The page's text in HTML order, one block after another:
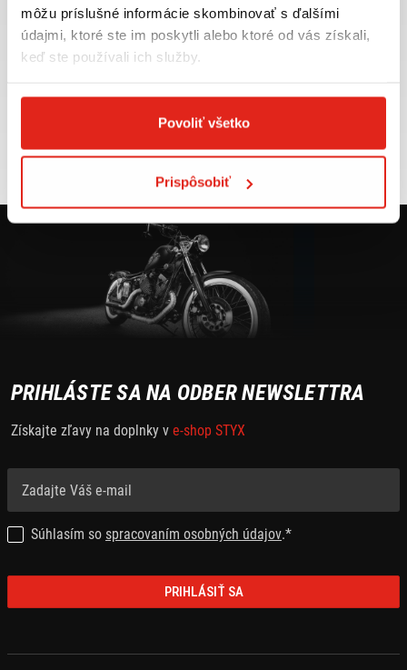
môžu príslušné informácie skombinovať s ďalšími
údajmi, ktoré ste im poskytli alebo ktoré od vás získali,
keď ste používali ich služby.
Povoliť všetko
Prispôsobiť
VIAC INFO VIAC INFO
VIAC INFO VIAC INFO
PRIHLÁSTE SA NA ODBER NEWSLETTRA
Získajte zľavy na doplnky v e-shop STYX
Súhlasím so spracovaním osobných údajov.*
PRIHLÁSIŤ SA